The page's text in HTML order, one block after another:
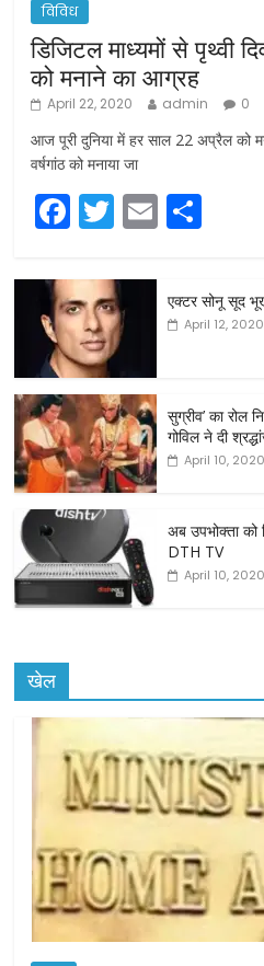
विविध
डिजिटल माध्यमों से पृथ्वी
को मनाने का आग्रह
April 22, 2020 admin 0
आज पूरी दुनिया में हर साल 22 अप्रैल को
वर्षगांठ को मनाया जा
F
a
c
e
b
o
o
k
T
w
itt
er
E
m
ar
e
एक्टर सोनू सूद
April 12, 2020
सुग्रीव’ का रोल
गोविल ने दी
April 10, 2020
अब उपभोक्ता को
DTH TV
April 10, 2020
खेल